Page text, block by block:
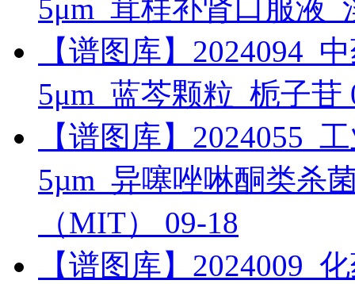
5μm_茸桂补肾口服液
【谱图库】2024094_
5μm_蓝芩颗粒_栀子苷
【谱图库】2024055_
5µm_异噻唑啉酮类杀
（MIT） 09-18
【谱图库】2024009_